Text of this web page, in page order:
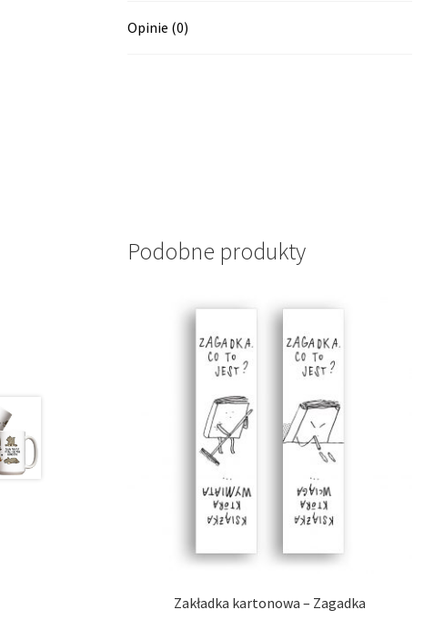
Opinie (0)
Podobne produkty
Zakładka kartonowa – Zagadka